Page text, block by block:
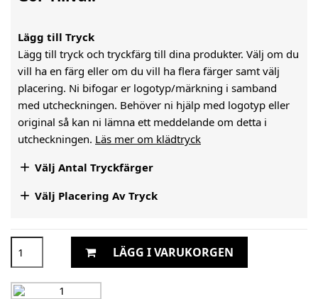
Lägg till Tryck
Lägg till tryck och tryckfärg till dina produkter. Välj om du
vill ha en färg eller om du vill ha flera färger samt välj
placering. Ni bifogar er logotyp/märkning i samband
med utcheckningen. Behöver ni hjälp med logotyp eller
original så kan ni lämna ett meddelande om detta i
utcheckningen. Läs mer om klädtryck
 Välj Antal Tryckfärger
 Välj Placering Av Tryck
LÄGG I VARUKORGEN